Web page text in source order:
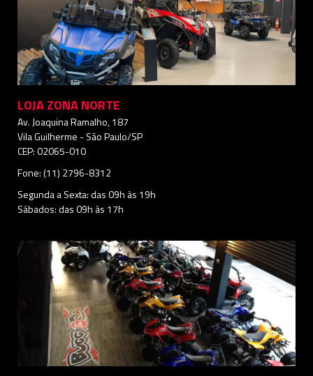
LOJA ZONA NORTE
Av. Joaquina Ramalho, 187
Vila Guilherme - São Paulo/SP
CEP: 02065-010
Fone: (11) 2796-8312
Segunda a Sexta: das 09h às 19h
Sábados: das 09h às 17h